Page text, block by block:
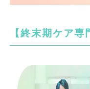
【終末期ケア